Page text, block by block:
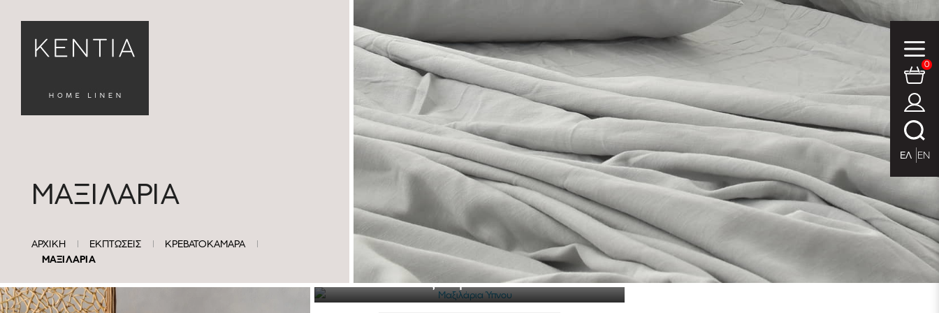
0
ΕΛ EN
ΜΑΞΙΛΑΡΙΑ
ΑΡΧΙΚΗ ΕΚΠΤΩΣΕΙΣ
ΚΡΕΒΑΤΟΚΑΜΑΡΑ
ΜΑΞΙΛΑΡΙΑ
ΦΙΛΤΡΑ
Καθαρισμός
Μαξιλάρια Ύπνου